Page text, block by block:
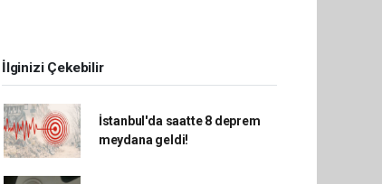
İlginizi Çekebilir
İstanbul'da saatte 8 deprem
meydana geldi!